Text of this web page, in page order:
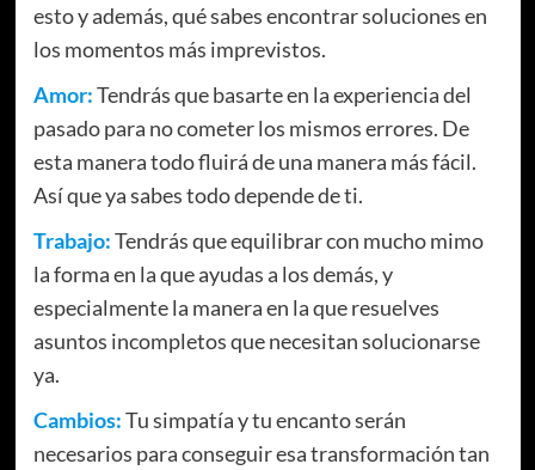
esto y además, qué sabes encontrar soluciones en
los momentos más imprevistos.
Amor:Tendrás que basarte en la experiencia del
pasado para no cometer los mismos errores. De
esta manera todo fluirá de una manera más fácil.
Así que ya sabes todo depende de ti.
Trabajo:Tendrás que equilibrar con mucho mimo
la forma en la que ayudas a los demás, y
especialmente la manera en la que resuelves
asuntos incompletos que necesitan solucionarse
ya.
Cambios:Tu simpatía y tu encanto serán
necesarios para conseguir esa transformación tan